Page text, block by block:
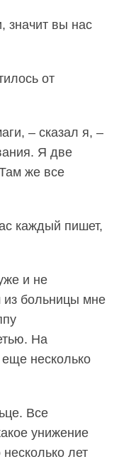
значит вы нас
от
– сказал я, –
Я две
же все
каждый пишет,
и не
из больницы мне
На
несколько
Все
унижение
лет